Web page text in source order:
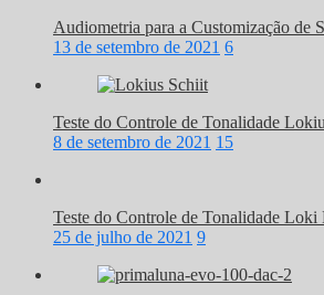
Audiometria para a Customização de
13 de setembro de 2021 6
Teste do Controle de Tonalidade
8 de setembro de 2021 15
Teste do Controle de Tonalidade
25 de julho de 2021 9